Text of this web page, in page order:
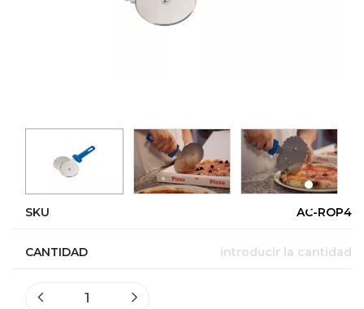
SKU AC-ROP4
CANTIDAD introducir la cantidad